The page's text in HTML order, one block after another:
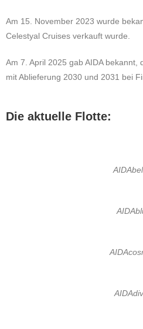
Am 15. November 2023 wurde
Celestyal Cruises verkauft wurde.
Am 7. April 2025 gab AIDA bekannt,
mit Ablieferung 2030 und 2031 bei
Die aktuelle Flotte: